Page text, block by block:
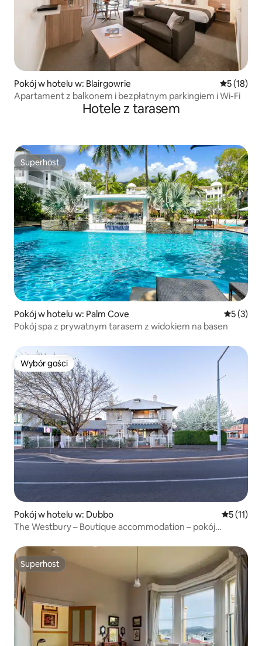
Pokój w hotelu w: Blairgowrie Średnia
5 (18)
Apartament z balkonem i bezpłatnym parkingiem i Wi-Fi
Hotele z tarasem
Superhost
Superhost
Pokój w hotelu w: Palm Cove Średnia
5 (3)
Pokój spa z prywatnym tarasem z widokiem na basen
Wybór gości
Wybór gości
Pokój w hotelu w: Dubbo Średnia
5 (11)
The Westbury – Boutique accommodation – pokój
Superhost
Superhost